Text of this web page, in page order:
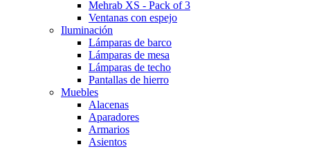
Mehrab XS - Pack of 3
Ventanas con espejo
Iluminación
Lámparas de barco
Lámparas de mesa
Lámparas de techo
Pantallas de hierro
Muebles
Alacenas
Aparadores
Armarios
Asientos